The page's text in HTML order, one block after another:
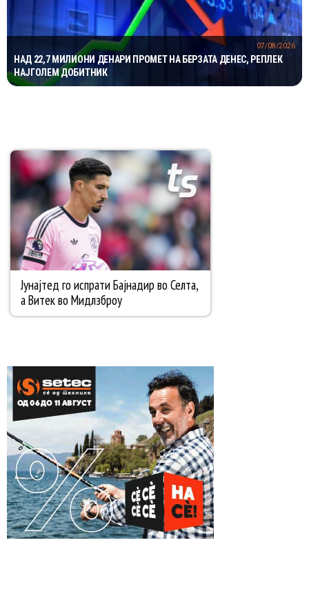
НАД 22,7 МИЛИОНИ ДЕНАРИ ПРОМЕТ НА БЕРЗАТА ДЕНЕС, РЕПЛЕК
НАЈГОЛЕМ ДОБИТНИК
07/08/2026